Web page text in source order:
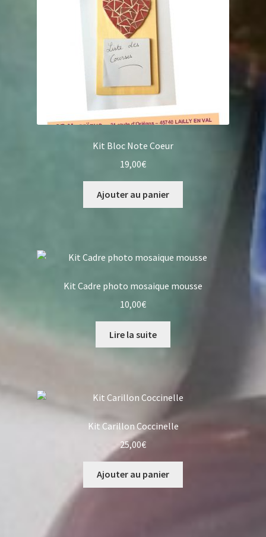
Kit Bloc Note Coeur
19,00€
Ajouter au panier
Kit Cadre photo mosaique mousse
10,00€
Lire la suite
Kit Carillon Coccinelle
25,00€
Ajouter au panier